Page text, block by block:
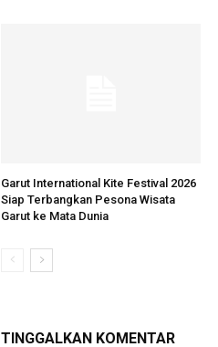
Garut International Kite Festival 2026
Siap Terbangkan Pesona Wisata
Garut ke Mata Dunia
TINGGALKAN KOMENTAR